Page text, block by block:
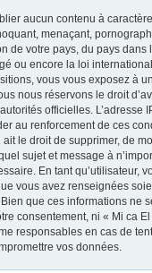
aucun contenu à
menaçant,
de votre pays, du pays dans
ou encore la loi
vous vous exposez à
nous réservons le droit
officielles. L’adresse
au renforcement de ces
ait le droit de supprimer, de
sujet et message à
En tant qu’utilisateur,
vous avez renseignées
que ces informations ne
consentement, ni « Mi ca
responsables en cas de
vos données.